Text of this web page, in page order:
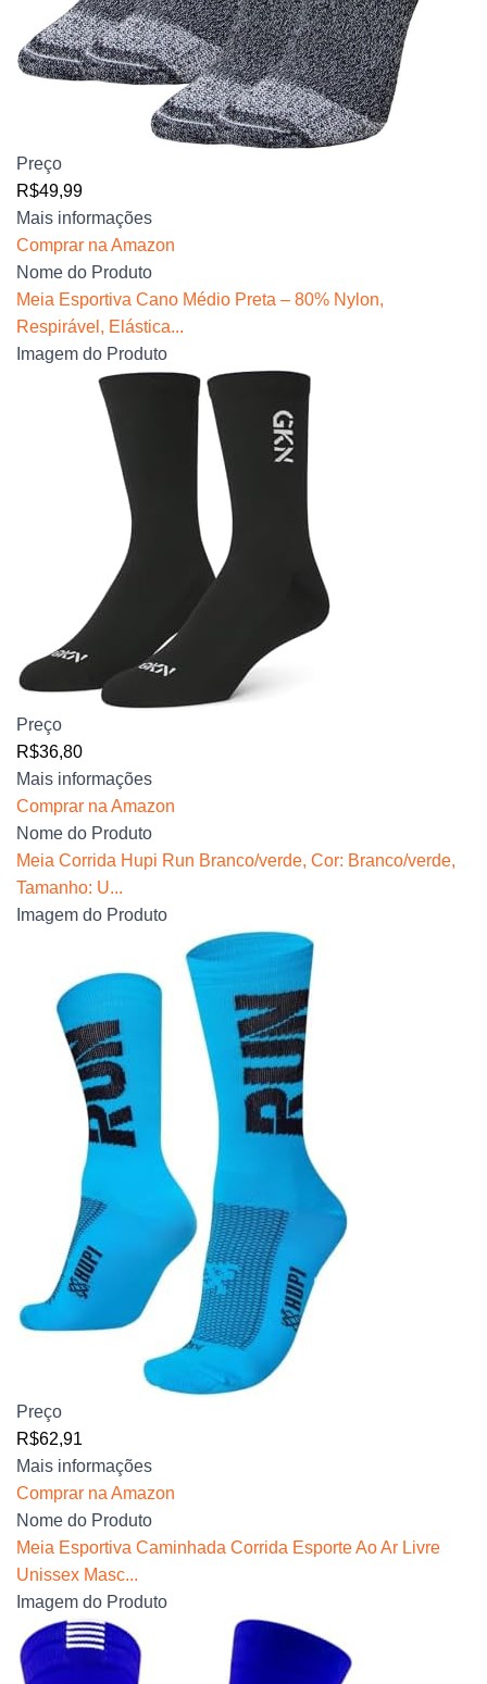
Preço
R$49,99
Mais informações
Comprar na Amazon
Nome do Produto
Meia Esportiva Cano Médio Preta – 80% Nylon,
Respirável, Elástica...
Imagem do Produto
Preço
R$36,80
Mais informações
Comprar na Amazon
Nome do Produto
Meia Corrida Hupi Run Branco/verde, Cor: Branco/verde,
Tamanho: U...
Imagem do Produto
Preço
R$62,91
Mais informações
Comprar na Amazon
Nome do Produto
Meia Esportiva Caminhada Corrida Esporte Ao Ar Livre
Unissex Masc...
Imagem do Produto